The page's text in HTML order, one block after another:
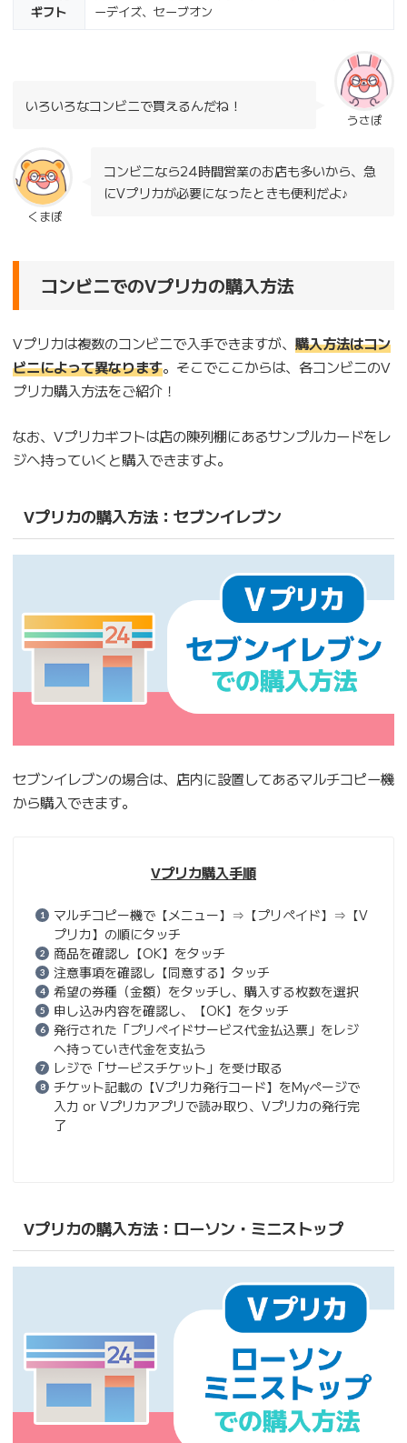
ギフト
ーデイズ、セーブオン
うさぽ
いろいろなコンビニで買えるんだね！
くまぽ
コンビニなら24時間営業のお店も多いから、急
にVプリカが必要になったときも便利だよ♪
コンビニでのVプリカの購入方法
Vプリカは複数のコンビニで入手できますが、 購入方法はコン
ビニによって異なります。そこでここからは、各コンビニのV
プリカ購入方法をご紹介！
なお、Vプリカギフトは店の陳列棚にあるサンプルカードをレ
ジへ持っていくと購入できますよ。
Vプリカの購入方法：セブンイレブン
セブンイレブンの場合は、店内に設置してあるマルチコピー機
から購入できます。
Vプリカ購入手順
マルチコピー機で【メニュー】⇒【プリペイド】⇒【V
プリカ】の順にタッチ
商品を確認し【OK】をタッチ
注意事項を確認し【同意する】タッチ
希望の券種（金額）をタッチし、購入する枚数を選択
申し込み内容を確認し、【OK】をタッチ
発行された「プリペイドサービス代金払込票」をレジ
へ持っていき代金を支払う
レジで「サービスチケット」を受け取る
チケット記載の【Vプリカ発行コード】をMyページで
入力 or Vプリカアプリで読み取り、Vプリカの発行完
了
Vプリカの購入方法：ローソン・ミニストップ